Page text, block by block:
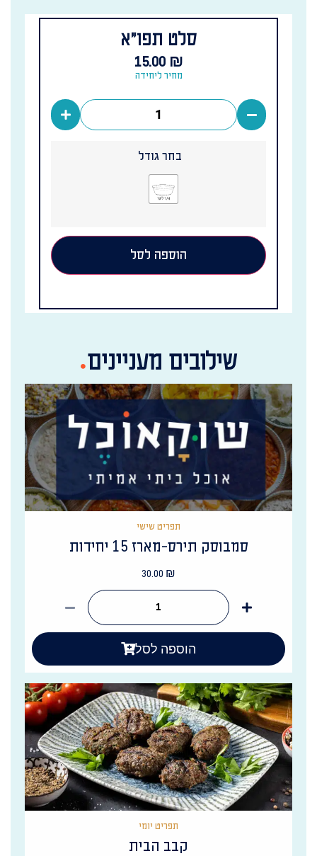
סלט תפו”א
15.00 ₪
מחיר ליחידה
בחר גודל
הוספה לסל
שילובים מעניינים
תפריט שישי
סמבוסק תירס-מארז 15 יחידות
30.00 ₪
הוספה לסל
תפריט יומי
קבב הבית